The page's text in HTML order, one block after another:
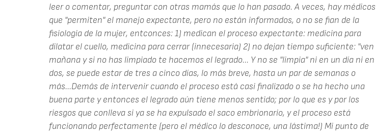
leer o comentar, preguntar con otras mamás que lo han pasado. A veces, hay médicos
que "permiten" el manejo expectante, pero no están informados, o no se fian de la
fisiologia de la mujer, entconces: 1) medican el proceso expectante: medicina para
dilatar el cuello, medicina para cerrar (innecesaria) 2) no dejan tiempo suficiente: "ven
mañana y si no has limpiado te hacemos el legrado... Y no se "limpia" ni en un día ni en
dos, se puede estar de tres a cinco días, lo más breve, hasta un par de semanas o
más...Demás de intervenir cuando el proceso está casi finalizado o se ha hecho una
buena parte y entonces el legrado aún tiene menos sentido; por lo que es y por los
riesgos que conlleva si ya se ha expulsado el saco embrionario, y el proceso está
funcionando perfectamente (pero el médico lo desconoce, una lástima!) Mi punto de